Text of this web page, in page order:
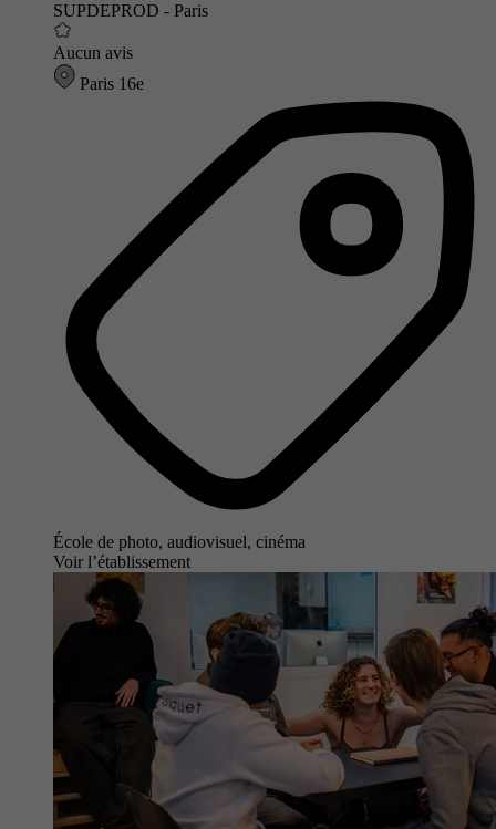
SUPDEPROD - Paris
Aucun avis
Paris 16e
École de photo, audiovisuel, cinéma
Voir l’établissement